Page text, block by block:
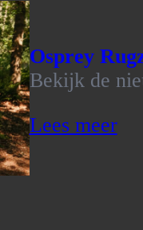
Osprey
Bekijk de
Lees meer